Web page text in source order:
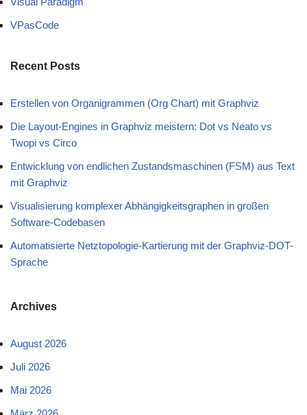
VPasCode
Recent Posts
Erstellen von Organigrammen (Org Chart) mit Graphviz
Die Layout-Engines in Graphviz meistern: Dot vs Neato vs
Twopi vs Circo
Entwicklung von endlichen Zustandsmaschinen (FSM) aus Text
mit Graphviz
Visualisierung komplexer Abhängigkeitsgraphen in großen
Software-Codebasen
Automatisierte Netztopologie-Kartierung mit der Graphviz-DOT-
Sprache
Archives
August 2026
Juli 2026
Mai 2026